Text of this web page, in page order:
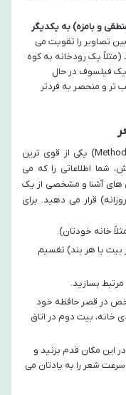
و بامزه) به یکدیگر
تصاویر را تقویت می
(مثلاً یک رودخانه به کوه
یک فیلسوف در حال
و منحصر به فردتر
تکنیک قصر حافظه یا روش لوکی (Method of Loci) یکی از قوی ترین
شما اطلاعاتی را که می
های آشنا و مشخصی از یک
قرار می دهید. برای
خانه خودتان).
یا هر بند) تقسیم
بسازید.
در قصر حافظه خود
خانه، بیت دوم در اتاق
این مکان قدم بزنید و
شعر را به یادتان می